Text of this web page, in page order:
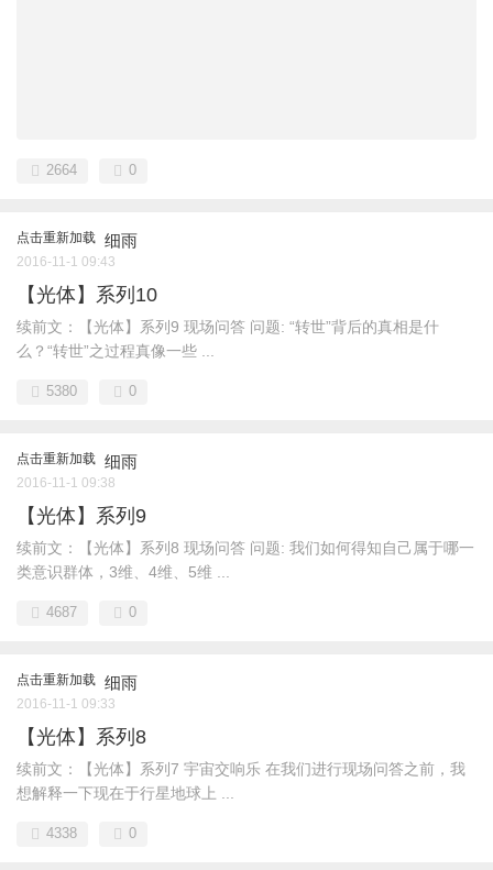
2664 0
点击重新加载 细雨
2016-11-1 09:43
【光体】系列10
续前文：【光体】系列9 现场问答 问题: “转世”背后的真相是什
么？“转世”之过程真像一些 ...
5380 0
点击重新加载 细雨
2016-11-1 09:38
【光体】系列9
续前文：【光体】系列8 现场问答 问题: 我们如何得知自己属于哪一
类意识群体，3维、4维、5维 ...
4687 0
点击重新加载 细雨
2016-11-1 09:33
【光体】系列8
续前文：【光体】系列7 宇宙交响乐 在我们进行现场问答之前，我
想解释一下现在于行星地球上 ...
4338 0